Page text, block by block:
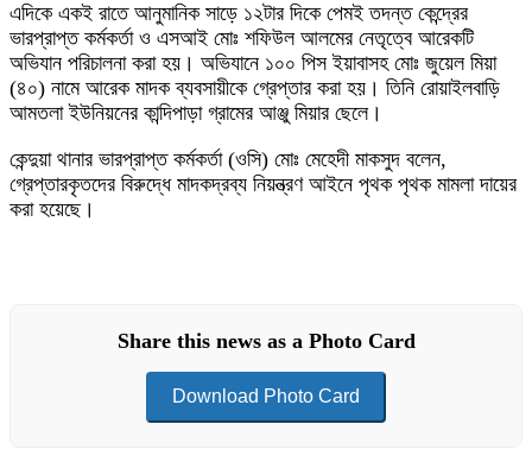
এদিকে একই রাতে আনুমানিক সাড়ে ১২টার দিকে পেমই তদন্ত কেন্দ্রের
ভারপ্রাপ্ত কর্মকর্তা ও এসআই মোঃ শফিউল আলমের নেতৃত্বে আরেকটি
অভিযান পরিচালনা করা হয়। অভিযানে ১০০ পিস ইয়াবাসহ মোঃ জুয়েল মিয়া
(৪০) নামে আরেক মাদক ব্যবসায়ীকে গ্রেপ্তার করা হয়। তিনি রোয়াইলবাড়ি
আমতলা ইউনিয়নের কান্দিপাড়া গ্রামের আঞ্জু মিয়ার ছেলে।
কেন্দুয়া থানার ভারপ্রাপ্ত কর্মকর্তা (ওসি) মোঃ মেহেদী মাকসুদ বলেন,
গ্রেপ্তারকৃতদের বিরুদ্ধে মাদকদ্রব্য নিয়ন্ত্রণ আইনে পৃথক পৃথক মামলা দায়ের
করা হয়েছে।
Share this news as a Photo Card
Download Photo Card